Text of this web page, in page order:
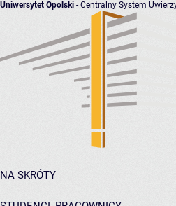
Uniwersytet Opolski - Centralny System
NA SKRÓTY